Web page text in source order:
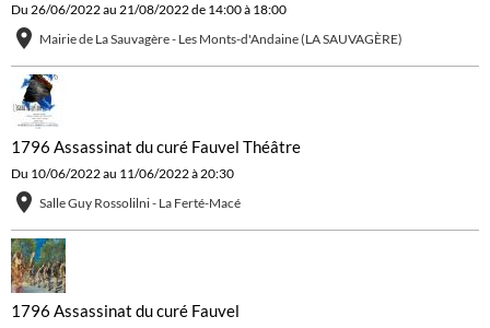
Du 26/06/2022au 21/08/2022de 14:00à 18:00
Mairie de La Sauvagère - Les Monts-d'Andaine (LA SAUVAGÈRE)
1796 Assassinat du curé Fauvel Théâtre
Du 10/06/2022au 11/06/2022à 20:30
Salle Guy Rossolilni - La Ferté-Macé
1796 Assassinat du curé Fauvel